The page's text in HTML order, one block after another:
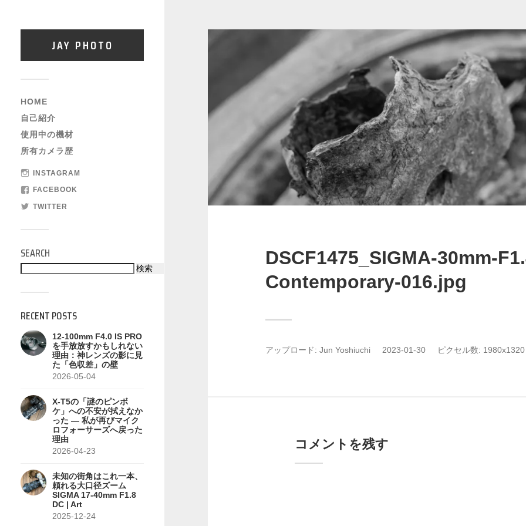
JAY PHOTO
HOME
自己紹介
使用中の機材
所有カメラ歴
INSTAGRAM
FACEBOOK
TWITTER
SEARCH
検索
RECENT POSTS
12-100mm F4.0 IS PRO
を手放放すかもしれない
理由：神レンズの影に見
た「色収差」の壁
2026-05-04
X-T5の「謎のピンボ
ケ」への不安が拭えなか
った — 私が再びマイク
ロフォーサーズへ戻った
理由
2026-04-23
未知の街角はこれ一本、
頼れる大口径ズーム
SIGMA 17-40mm F1.8
DC | Art
2025-12-24
DSCF1475_SIGMA-30mm-
Contemporary-016.jpg
アップロード: Jun Yoshiuchi 2023-01-30 ピクセル数:
コメントを残す